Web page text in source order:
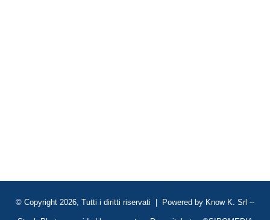
© Copyright 2026, Tutti i diritti riservati | Powered by Know K. Srl --